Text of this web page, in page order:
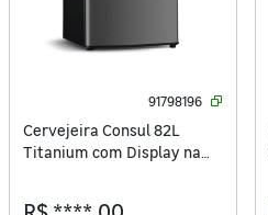
91798196
Cervejeira Consul 82L
Titanium com Display na